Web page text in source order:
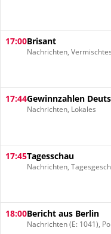
17:00Brisant
Nachrichten, Vermischtes
17:44Gewinnzahlen
Nachrichten, Lokales
17:45Tagesschau
Nachrichten,
18:00Bericht aus Berlin
Nachrichten (E: 1041),